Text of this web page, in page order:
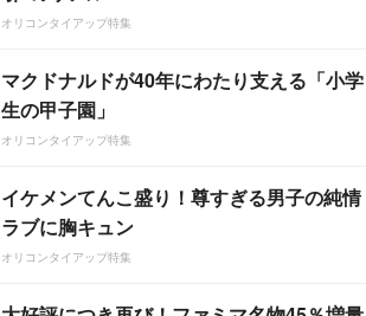
オリコンタイアップ特集
マクドナルドが40年にわたり支える「小学
生の甲子園」
オリコンタイアップ特集
イケメンてんこ盛り！尊すぎる男子の純情
ラブに胸キュン
オリコンタイアップ特集